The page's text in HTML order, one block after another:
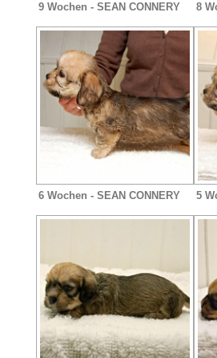
9 Wochen - SEAN CONNERY 8
6 Wochen - SEAN CONNERY 5